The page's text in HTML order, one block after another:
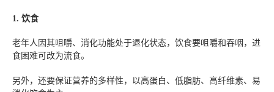
1. 饮食
老年人 因其咀嚼、消化功能处于退化状态，饮食要咀嚼和吞咽，进
食困难可 改为流食。
另外，还要保证营养的多样性， 以高蛋白、低脂肪、高纤维素、易